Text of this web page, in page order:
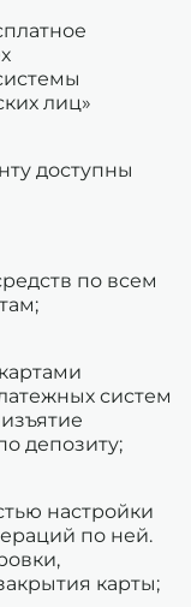
лиц»
доступны
по всем
систем
депозиту;
настройки
по ней.
карты;